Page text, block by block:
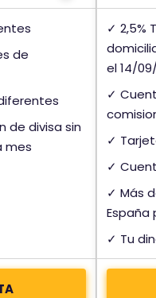
de
de divisa sin
mes
✓ 2,5%
el 14/
✓
✓
✓
✓ Más
España
✓ Tu